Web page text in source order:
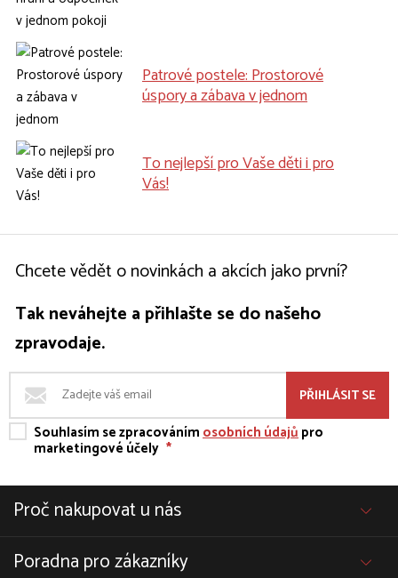
Patrové postele: Prostorové
úspory a zábava v jednom
To nejlepší pro Vaše děti i pro
Vás!
Chcete vědět o novinkách a akcích jako první?
Tak neváhejte a přihlašte se do našeho
zpravodaje.
PŘIHLÁSIT SE
Souhlasím se zpracovánímosobních údajůpro
marketingové účely *
Proč nakupovat u nás
Poradna pro zákazníky